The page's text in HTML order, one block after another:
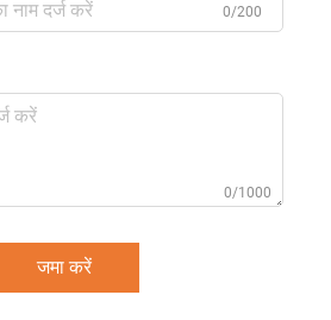
0/200
0/1000
जमा करें